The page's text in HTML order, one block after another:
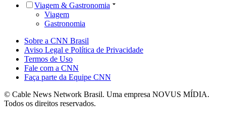
Viagem & Gastronomia
Viagem
Gastronomia
Sobre a CNN Brasil
Aviso Legal e Política de Privacidade
Termos de Uso
Fale com a CNN
Faça parte da Equipe CNN
© Cable News Network Brasil. Uma empresa NOVUS MÍDIA.
Todos os direitos reservados.